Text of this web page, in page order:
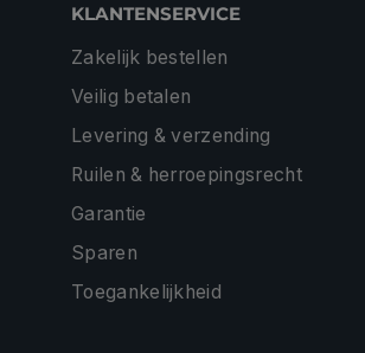
KLANTENSERVICE
Zakelijk bestellen
Veilig betalen
Levering & verzending
Ruilen & herroepingsrecht
Garantie
Sparen
Toegankelijkheid